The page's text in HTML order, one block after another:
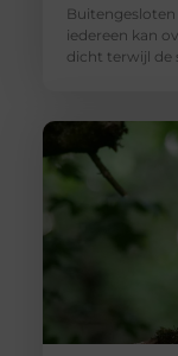
Buitengesloten
iedereen kan
dicht terwijl de